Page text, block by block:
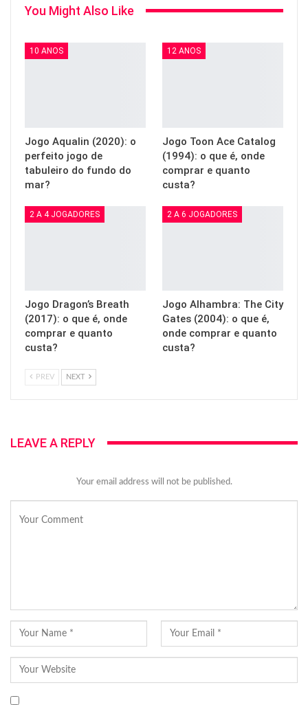
You Might Also Like
10 ANOS
Jogo Aqualin (2020): o
perfeito jogo de
tabuleiro do fundo do
mar?
12 ANOS
Jogo Toon Ace Catalog
(1994): o que é, onde
comprar e quanto
custa?
2 A 4 JOGADORES
Jogo Dragon’s Breath
(2017): o que é, onde
comprar e quanto
custa?
2 A 6 JOGADORES
Jogo Alhambra: The City
Gates (2004): o que é,
onde comprar e quanto
custa?
PREV NEXT
LEAVE A REPLY
Your email address will not be published.